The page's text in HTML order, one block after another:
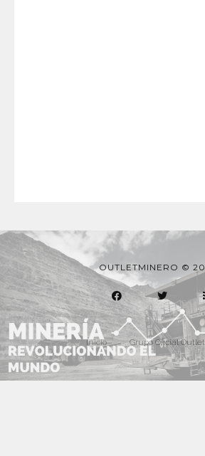
OUTLETMINERO ©
Inicio Grupo Oficial